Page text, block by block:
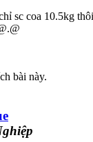
sc coa 10.5kg
bài này.